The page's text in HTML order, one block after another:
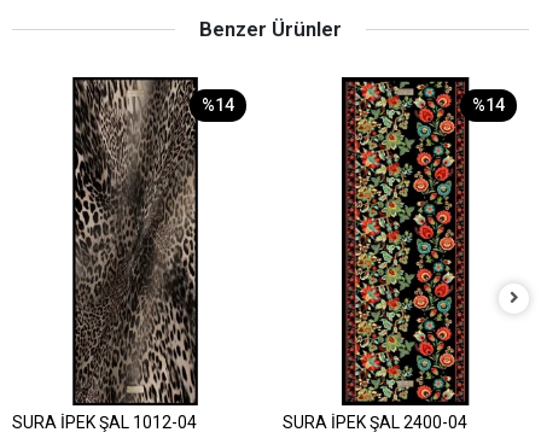
Benzer Ürünler
%14
SURA İPEK ŞAL 1012-04
%14
SURA İPEK ŞAL 2400-04